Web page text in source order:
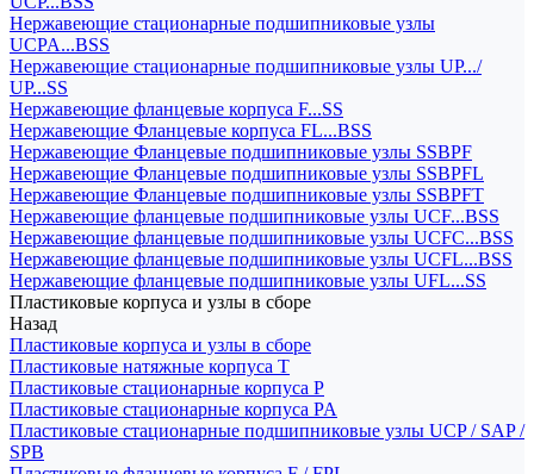
Нержавеющие стационарные подшипниковые узлы
UCPA...BSS
Нержавеющие стационарные подшипниковые узлы UP.../
UP...SS
Нержавеющие фланцевые корпуса F...SS
Нержавеющие Фланцевые корпуса FL...BSS
Нержавеющие Фланцевые подшипниковые узлы SSBPF
Нержавеющие Фланцевые подшипниковые узлы SSBPFL
Нержавеющие Фланцевые подшипниковые узлы SSBPFT
Нержавеющие фланцевые подшипниковые узлы UCF...BSS
Нержавеющие фланцевые подшипниковые узлы UCFC...BSS
Нержавеющие фланцевые подшипниковые узлы UCFL...BSS
Нержавеющие фланцевые подшипниковые узлы UFL...SS
Пластиковые корпуса и узлы в сборе
Назад
Пластиковые корпуса и узлы в сборе
Пластиковые натяжные корпуса T
Пластиковые стационарные корпуса P
Пластиковые стационарные корпуса PA
Пластиковые стационарные подшипниковые узлы UCP / SAP /
SPB